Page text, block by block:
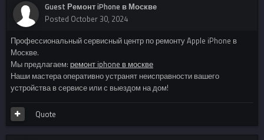
Guest Ремонт iPhone в Москве
Posted October 30, 2024
Профессиональный сервисный центр по ремонту Apple iPhone в
Москве.
Мы предлагаем: ремонт iphone в москве
Наши мастера оперативно устранят неисправности вашего
устройства в сервисе или с выездом на дом!
Quote